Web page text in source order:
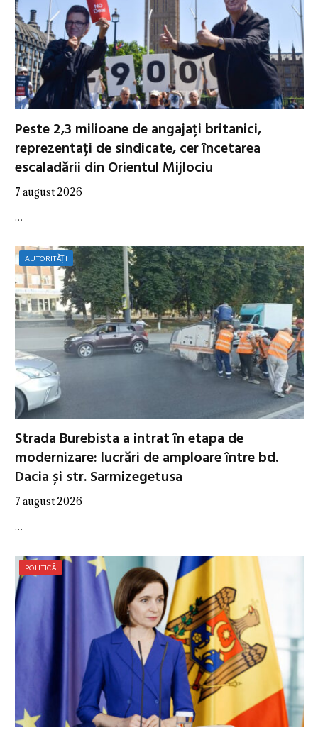
Peste 2,3 milioane de angajați britanici,
reprezentați de sindicate, cer încetarea
escaladării din Orientul Mijlociu
7 august 2026
…
AUTORITĂȚI
Strada Burebista a intrat în etapa de
modernizare: lucrări de amploare între bd.
Dacia și str. Sarmizegetusa
7 august 2026
…
POLITICĂ